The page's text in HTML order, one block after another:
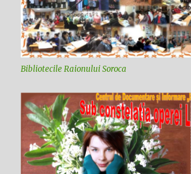
Bibliotecile Raionului Soroca